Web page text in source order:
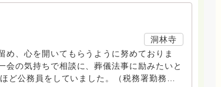
洞林寺
、心を開いてもらうように努めておりま
の気持ちで相談に、葬儀法事に励みたいと
務員をしていました。（税務署勤務）